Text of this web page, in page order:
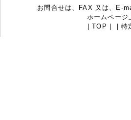
お問合せは、FAX 又は、E-
ホームページ
|TOP |特